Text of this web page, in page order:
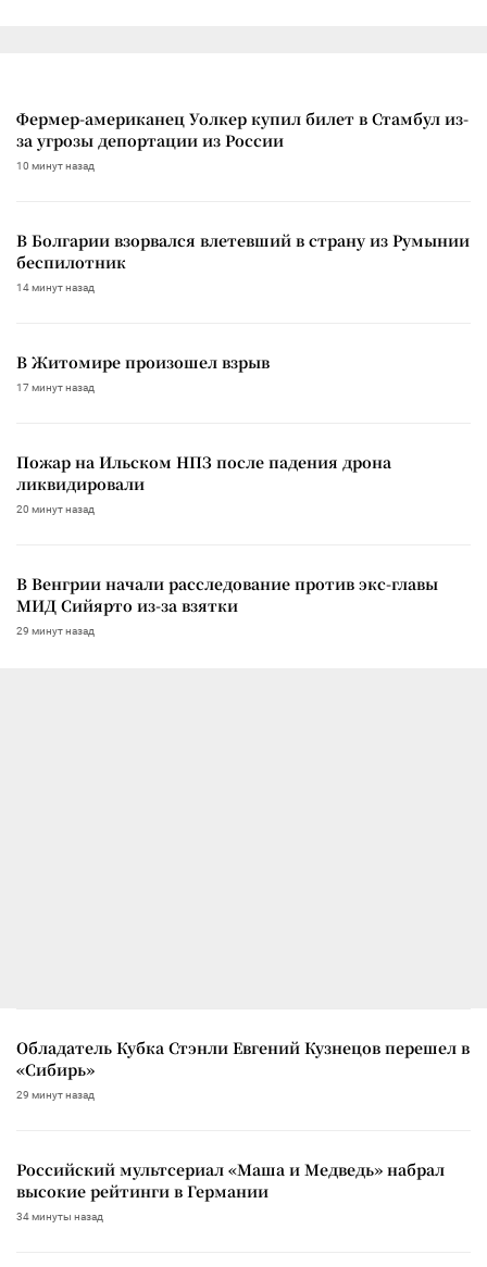
Фермер-американец Уолкер купил билет в Стамбул из-
за угрозы депортации из России
10 минут назад
В Болгарии взорвался влетевший в страну из Румынии
беспилотник
14 минут назад
В Житомире произошел взрыв
17 минут назад
Пожар на Ильском НПЗ после падения дрона
ликвидировали
20 минут назад
В Венгрии начали расследование против экс-главы
МИД Сийярто из-за взятки
29 минут назад
Обладатель Кубка Стэнли Евгений Кузнецов перешел в
«Сибирь»
29 минут назад
Российский мультсериал «Маша и Медведь» набрал
высокие рейтинги в Германии
34 минуты назад